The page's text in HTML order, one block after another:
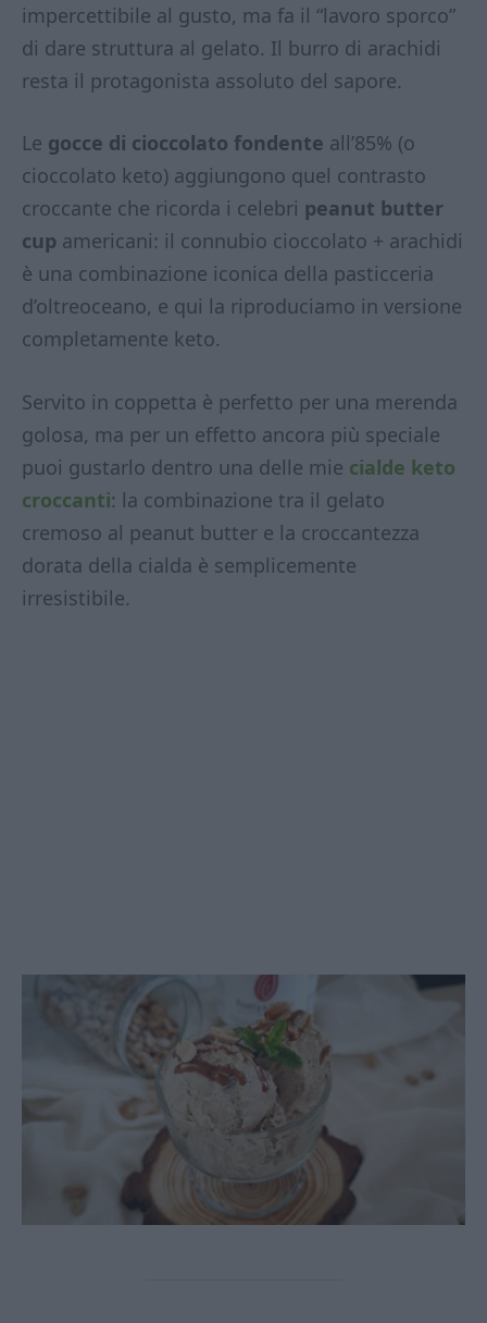
impercettibile al gusto, ma fa il “lavoro sporco”
di dare struttura al gelato. Il burro di arachidi
resta il protagonista assoluto del sapore.
Le gocce di cioccolato fondente all’85% (o
cioccolato keto) aggiungono quel contrasto
croccante che ricorda i celebri peanut butter
cup americani: il connubio cioccolato + arachidi
è una combinazione iconica della pasticceria
d’oltreoceano, e qui la riproduciamo in versione
completamente keto.
Servito in coppetta è perfetto per una merenda
golosa, ma per un effetto ancora più speciale
puoi gustarlo dentro una delle mie cialde keto
croccanti: la combinazione tra il gelato
cremoso al peanut butter e la croccantezza
dorata della cialda è semplicemente
irresistibile.